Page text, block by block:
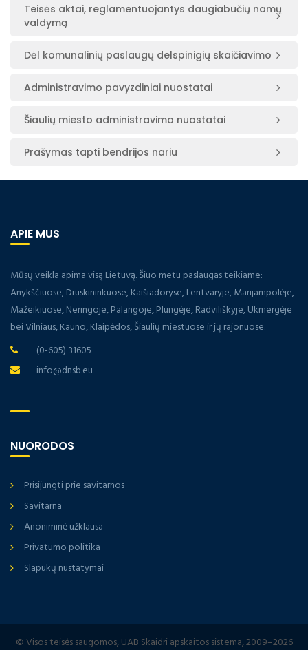
Teisės aktai, reglamentuojantys daugiabučių namų
valdymą
Dėl komunalinių paslaugų delspinigių skaičiavimo
Administravimo pavyzdiniai nuostatai
Šiaulių miesto administravimo nuostatai
Prašymas tapti bendrijos nariu
APIE MUS
Mūsų veikla apima visą Lietuvą. Šiuo metu paslaugas teikiame:
Anykščiuose, Druskininkuose, Kaišiadoryse, Lentvaryje, Marijampolėje,
Mažeikiuose, Neringoje, Palangoje, Plungėje, Radviliškyje, Ukmergėje
bei Vilniaus, Kauno, Klaipėdos, Šiaulių miestuose ir jų rajonuose.
(0-605) 31605
info@dnsb.eu
NUORODOS
Prisijungti prie savitarnos
Savitarna
Anoniminė užklausa
Privatumo politika
Slapukų nustatymai
© Visos teisės saugomos, UAB Skaidri apskaitos sistema, 2009–2026